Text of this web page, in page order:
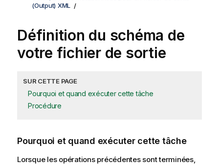
(Output) XML
Définition du schéma de
votre fichier de sortie
SUR CETTE PAGE
Pourquoi et quand exécuter cette tâche
Procédure
Pourquoi et quand exécuter cette tâche
Lorsque les opérations précédentes sont terminées,